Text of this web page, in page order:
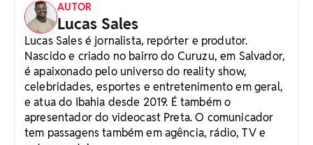
AUTOR
Lucas Sales
Lucas Sales é jornalista, repórter e produtor.
Nascido e criado no bairro do Curuzu, em Salvador,
é apaixonado pelo universo do reality show,
celebridades, esportes e entretenimento em geral,
e atua do Ibahia desde 2019. É também o
apresentador do videocast Preta. O comunicador
tem passagens também em agência, rádio, TV e